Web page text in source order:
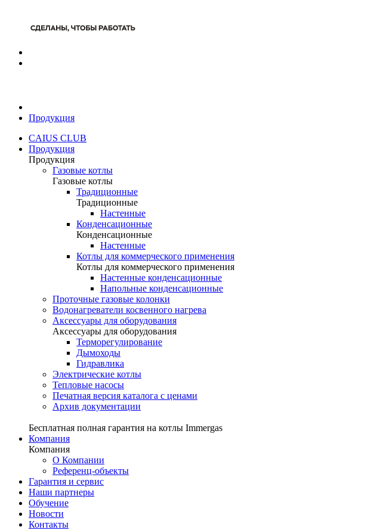
Продукция
CAIUS CLUB
Продукция
Продукция
Газовые котлы
Газовые котлы
Традиционные
Традиционные
Настенные
Конденсационные
Конденсационные
Настенные
Котлы для коммерческого применения
Котлы для коммерческого применения
Настенные конденсационные
Напольные конденсационные
Проточные газовые колонки
Водонагреватели косвенного нагрева
Аксессуары для оборудования
Аксессуары для оборудования
Терморегулирование
Дымоходы
Гидравлика
Электрические котлы
Тепловые насосы
Печатная версия каталога с ценами
Архив документации
Бесплатная полная гарантия на котлы Immergas
Компания
Компания
О Компании
Референц-объекты
Гарантия и сервис
Наши партнеры
Обучение
Новости
Контакты